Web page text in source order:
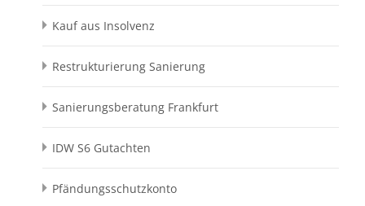
Kauf aus Insolvenz
Restrukturierung Sanierung
Sanierungsberatung Frankfurt
IDW S6 Gutachten
Pfändungsschutzkonto